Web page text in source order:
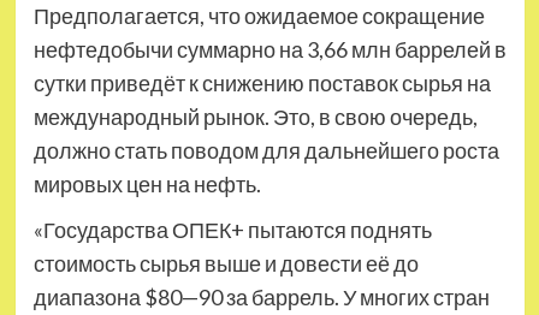
Предполагается, что ожидаемое сокращение
нефтедобычи суммарно на 3,66 млн баррелей в
сутки приведёт к снижению поставок сырья на
международный рынок. Это, в свою очередь,
должно стать поводом для дальнейшего роста
мировых цен на нефть.
«Государства ОПЕК+ пытаются поднять
стоимость сырья выше и довести её до
диапазона $80—90 за баррель. У многих стран